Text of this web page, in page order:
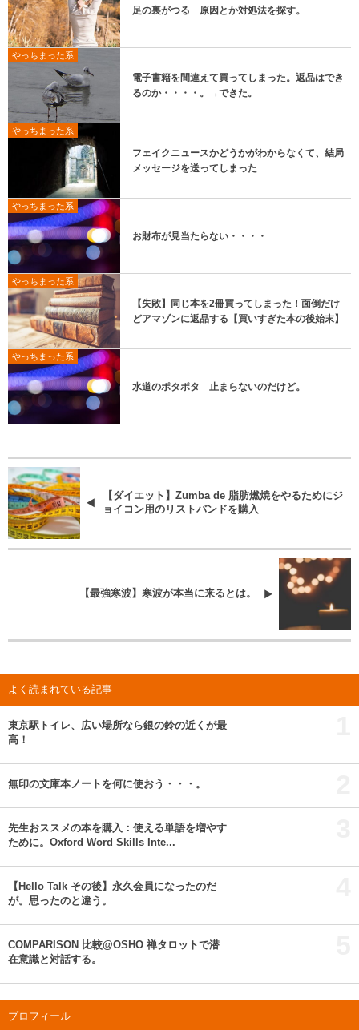
足の裏がつる 原因とか対処法を探す。
やっちまった系
電子書籍を間違えて買ってしまった。返品はでき
るのか・・・・。→できた。
やっちまった系
フェイクニュースかどうかがわからなくて、結局
メッセージを送ってしまった
やっちまった系
お財布が見当たらない・・・・
やっちまった系
【失敗】同じ本を2冊買ってしまった！面倒だけ
どアマゾンに返品する【買いすぎた本の後始末】
やっちまった系
水道のポタポタ 止まらないのだけど。
【ダイエット】Zumba de 脂肪燃焼をやるためにジ
ョイコン用のリストバンドを購入
【最強寒波】寒波が本当に来るとは。
よく読まれている記事
東京駅トイレ、広い場所なら銀の鈴の近くが最
高！
無印の文庫本ノートを何に使おう・・・。
先生おススメの本を購入：使える単語を増やす
ために。Oxford Word Skills Inte...
【Hello Talk その後】永久会員になったのだ
が。思ったのと違う。
COMPARISON 比較@OSHO 禅タロットで潜
在意識と対話する。
プロフィール